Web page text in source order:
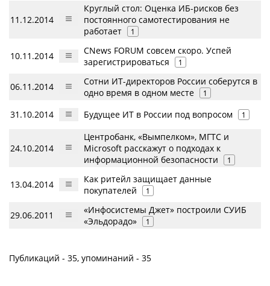
11.12.2014
Круглый стол: Оценка ИБ-рисков без
постоянного самотестирования не
работает
1
10.11.2014
CNews FORUM совсем скоро. Успей
зарегистрироваться
1
06.11.2014
Сотни ИТ-директоров России соберутся в
одно время в одном месте
1
31.10.2014 Будущее ИТ в России под вопросом 1
24.10.2014
Центробанк, «Вымпелком», МГТС и
Microsoft расскажут о подходах к
информационной безопасности
1
13.04.2014
Как ритейл защищает данные
покупателей
1
29.06.2011
«Инфосистемы Джет» построили СУИБ
«Эльдорадо»
1
Публикаций - 35, упоминаний - 35